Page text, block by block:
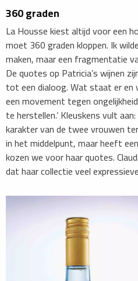
360 graden
La Housse kiest altijd voor een
moet 360 graden kloppen. Ik
maken, maar een fragmentatie
De quotes op Patricia’s wijnen
tot een dialoog. Wat staat er en
een movement tegen
te herstellen.’ Kleuskens vult
karakter van de twee vrouwen
in het middelpunt, maar heeft
kozen we voor haar quotes.
dat haar collectie veel